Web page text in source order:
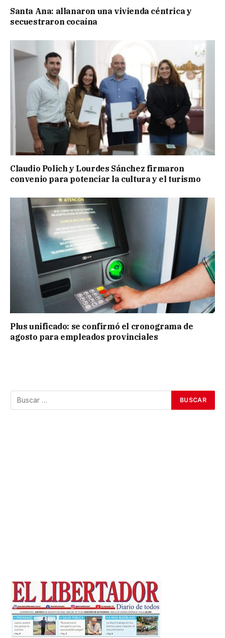
Santa Ana: allanaron una vivienda céntrica y
secuestraron cocaína
Claudio Polich y Lourdes Sánchez firmaron
convenio para potenciar la cultura y el turismo
Plus unificado: se confirmó el cronograma de
agosto para empleados provinciales